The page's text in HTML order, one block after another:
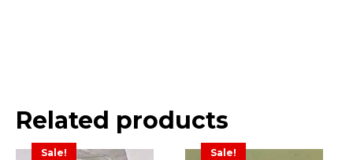
Related products
Sale! Sale!